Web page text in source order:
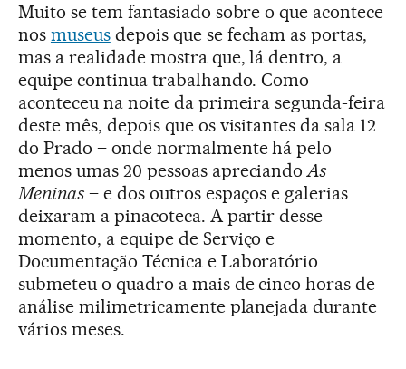
Muito se tem fantasiado sobre o que acontece
nos museusdepois que se fecham as portas,
mas a realidade mostra que, lá dentro, a
equipe continua trabalhando. Como
aconteceu na noite da primeira segunda-feira
deste mês, depois que os visitantes da sala 12
do Prado – onde normalmente há pelo
menos umas 20 pessoas apreciandoAs
Meninas– e dos outros espaços e galerias
deixaram a pinacoteca. A partir desse
momento, a equipe de Serviço e
Documentação Técnica e Laboratório
submeteu o quadro a mais de cinco horas de
análise milimetricamente planejada durante
vários meses.